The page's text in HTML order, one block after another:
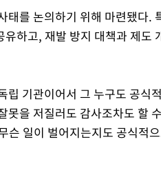
태를 논의하기 위해 마련됐다.
하고, 재발 방지 대책과 제도
기관이어서 그 누구도 공식
을 저질러도 감사조차도 할
슨 일이 벌어지는지도 공식적